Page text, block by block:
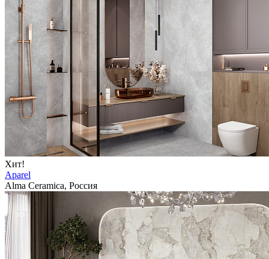
Хит!
Aparel
Alma Ceramica, Россия